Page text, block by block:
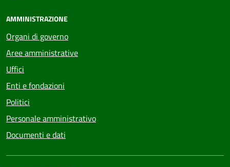
AMMINISTRAZIONE
Organi di governo
Aree amministrative
Uffici
Enti e fondazioni
Politici
Personale amministrativo
Documenti e dati